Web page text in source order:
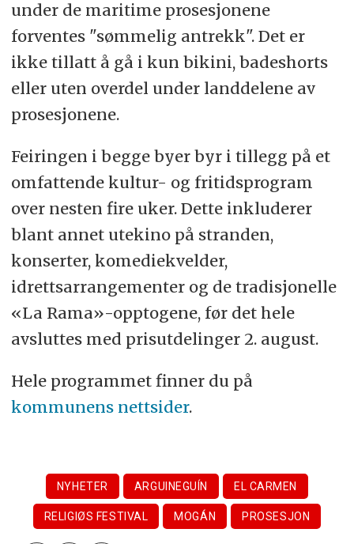
under de maritime prosesjonene
forventes "sømmelig antrekk". Det er
ikke tillatt å gå i kun bikini, badeshorts
eller uten overdel under landdelene av
prosesjonene.
Feiringen i begge byer byr i tillegg på et
omfattende kultur- og fritidsprogram
over nesten fire uker. Dette inkluderer
blant annet utekino på stranden,
konserter, komediekvelder,
idrettsarrangementer og de tradisjonelle
«La Rama»-opptogene, før det hele
avsluttes med prisutdelinger 2. august.
Hele programmet finner du på
kommunens nettsider.
NYHETER ARGUINEGUÍN EL CARMEN
RELIGIØS FESTIVAL MOGÁN PROSESJON